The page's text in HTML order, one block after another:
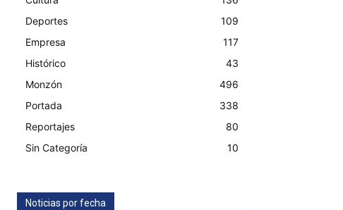
Deportes
109
Empresa
117
Histórico
43
Monzón
496
Portada
338
Reportajes
80
Sin Categoría
10
Noticias por fecha